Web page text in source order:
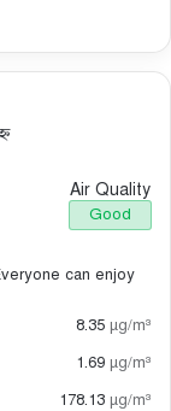
Air Quality
Good
can enjoy
8.35 µg/m³
1.69 µg/m³
178.13 µg/m³